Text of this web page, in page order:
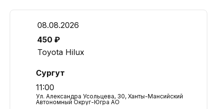
08.08.2026
450 ₽
Toyota Hilux
Сургут
11:00
Ул. Александра Усольцева, 30, Ханты-Мансийский
Автономный Округ-Югра АО